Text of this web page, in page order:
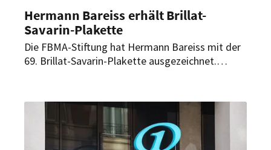
Hermann Bareiss erhält Brillat-
Savarin-Plakette
Die FBMA-Stiftung hat Hermann Bareiss mit der
69. Brillat-Savarin-Plakette ausgezeichnet.
Engagement für Gastlichkeit und Tafelkultur.